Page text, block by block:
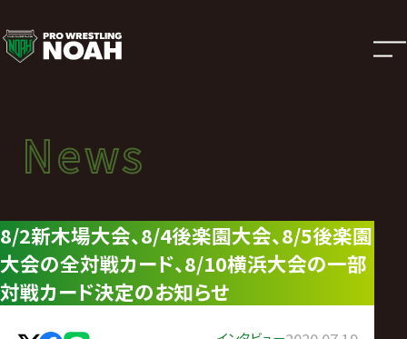
ニ
ュ
ー
ス
|
プ
ロ
News
ニュース
News
8/2新木場大会、8/4後楽園大会、8/5後楽園
大会の全対戦カード、8/10横浜大会の一部
対戦カード決定のお知らせ